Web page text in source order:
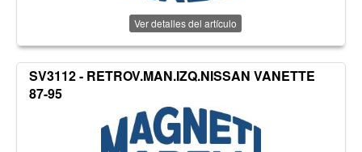
Ver detalles del artículo
SV3112 - RETROV.MAN.IZQ.NISSAN VANETTE
87-95